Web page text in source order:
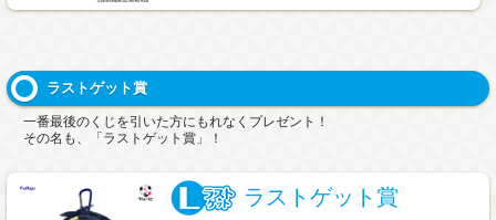
ラストゲット賞
一番最後のくじを引いた方にもれなくプレゼント！
その名も、「ラストゲット賞」！
ラストゲット賞